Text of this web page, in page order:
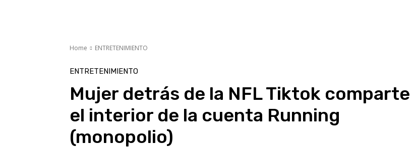
Home ENTRETENIMIENTO
ENTRETENIMIENTO
Mujer detrás de la NFL Tiktok comparte
el interior de la cuenta Running
(monopolio)